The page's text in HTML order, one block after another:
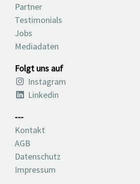
Partner
Testimonials
Jobs
Mediadaten
Folgt uns auf
Instagram
Linkedin
---
Kontakt
AGB
Datenschutz
Impressum